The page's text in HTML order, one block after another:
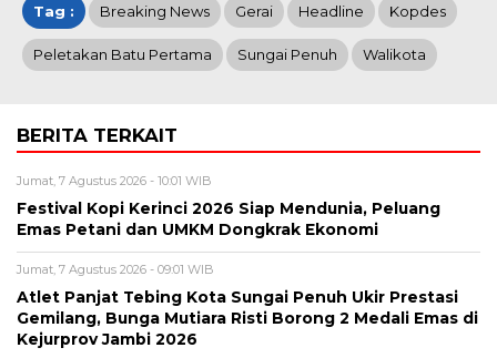
Tag : Breaking News Gerai Headline Kopdes
Peletakan Batu Pertama Sungai Penuh Walikota
BERITA TERKAIT
Jumat, 7 Agustus 2026 - 10:01 WIB
Festival Kopi Kerinci 2026 Siap Mendunia, Peluang
Emas Petani dan UMKM Dongkrak Ekonomi
Jumat, 7 Agustus 2026 - 09:01 WIB
Atlet Panjat Tebing Kota Sungai Penuh Ukir Prestasi
Gemilang, Bunga Mutiara Risti Borong 2 Medali Emas di
Kejurprov Jambi 2026